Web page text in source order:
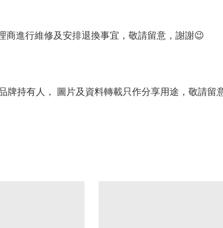
進行維修及安排退換事宜，敬請留意，謝謝😉
牌持有人， 圖片及資料轉載只作分享用途，敬請留